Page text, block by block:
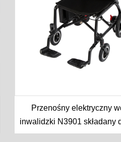
Przenośny elektryczny
inwalidzki N3901 składany
starszych